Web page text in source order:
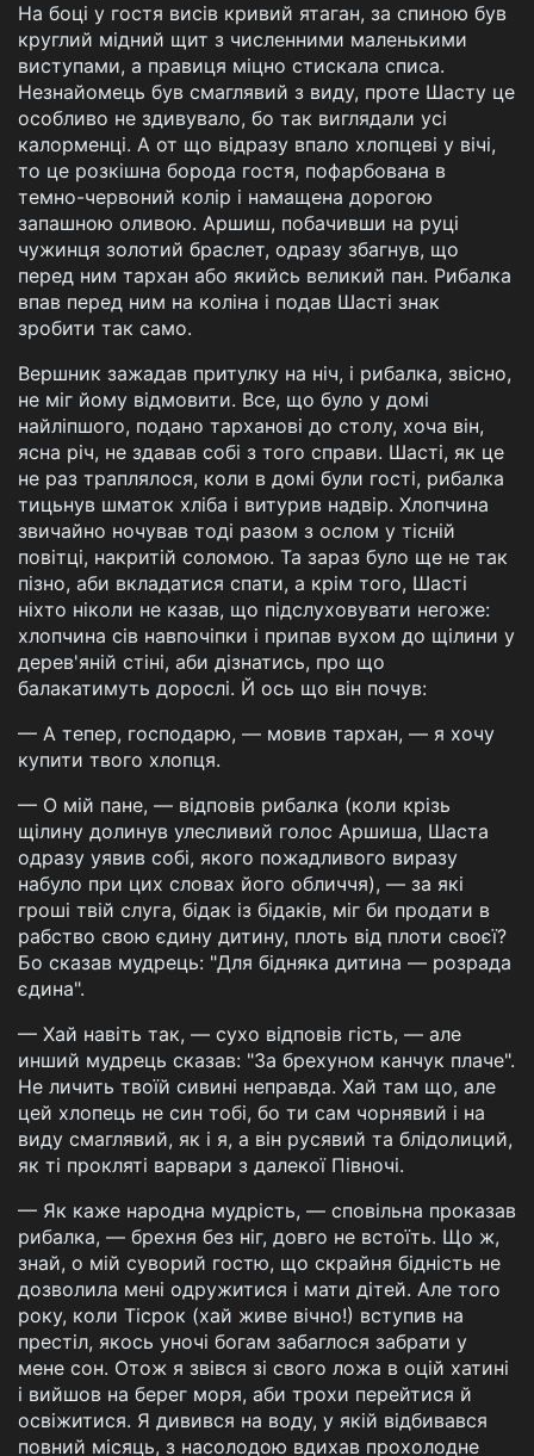
На боці у гостя висів кривий ятаган, за спиною був
круглий мідний щит з численними маленькими
виступами, а правиця міцно стискала списа.
Незнайомець був смаглявий з виду, проте Шасту це
особливо не здивувало, бо так виглядали усі
калорменці. А от що відразу впало хлопцеві у вічі,
то це розкішна борода гостя, пофарбована в
темно-червоний колір і намащена дорогою
запашною оливою. Аршиш, побачивши на руці
чужинця золотий браслет, одразу збагнув, що
перед ним тархан або якийсь великий пан. Рибалка
впав перед ним на коліна і подав Шасті знак
зробити так само.
Вершник зажадав притулку на ніч, і рибалка, звісно,
не міг йому відмовити. Все, що було у домі
найліпшого, подано тарханові до столу, хоча він,
ясна річ, не здавав собі з того справи. Шасті, як це
не раз траплялося, коли в домі були гості, рибалка
тицьнув шматок хліба і витурив надвір. Хлопчина
звичайно ночував тоді разом з ослом у тісній
повітці, накритій соломою. Та зараз було ще не так
пізно, аби вкладатися спати, а крім того, Шасті
ніхто ніколи не казав, що підслуховувати негоже:
хлопчина сів навпочіпки і припав вухом до щілини у
дерев'яній стіні, аби дізнатись, про що
балакатимуть дорослі. Й ось що він почув:
— А тепер, господарю, — мовив тархан, — я хочу
купити твого хлопця.
— О мій пане, — відповів рибалка (коли крізь
щілину долинув улесливий голос Аршиша, Шаста
одразу уявив собі, якого пожадливого виразу
набуло при цих словах його обличчя), — за які
гроші твій слуга, бідак із бідаків, міг би продати в
рабство свою єдину дитину, плоть від плоти своєї?
Бо сказав мудрець: "Для бідняка дитина — розрада
єдина".
— Хай навіть так, — сухо відповів гість, — але
инший мудрець сказав: "За брехуном канчук плаче".
Не личить твоїй сивині неправда. Хай там що, але
цей хлопець не син тобі, бо ти сам чорнявий і на
виду смаглявий, як і я, а він русявий та блідолиций,
як ті прокляті варвари з далекої Півночі.
— Як каже народна мудрість, — сповільна проказав
рибалка, — брехня без ніг, довго не встоїть. Що ж,
знай, о мій суворий гостю, що скрайня бідність не
дозволила мені одружитися і мати дітей. Але того
року, коли Тісрок (хай живе вічно!) вступив на
престіл, якось уночі богам забаглося забрати у
мене сон. Отож я звівся зі свого ложа в оцій хатині
і вийшов на берег моря, аби трохи перейтися й
освіжитися. Я дивився на воду, у якій відбивався
повний місяць, з насолодою вдихав прохолодне